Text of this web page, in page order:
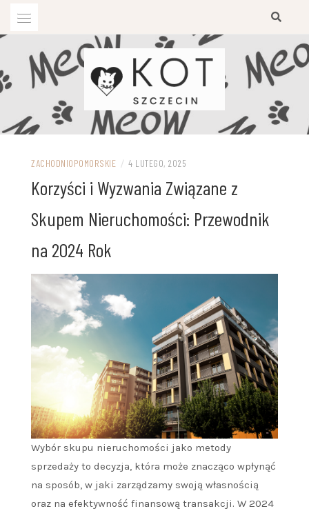
treści
ZACHODNIOPOMORSKIE / 4 LUTEGO, 2025
Korzyści i Wyzwania Związane z
Skupem Nieruchomości: Przewodnik
na 2024 Rok
Wybór skupu nieruchomości jako metody
sprzedaży to decyzja, która może znacząco wpłynąć
na sposób, w jaki zarządzamy swoją własnością
oraz na efektywność finansową transakcji. W 2024